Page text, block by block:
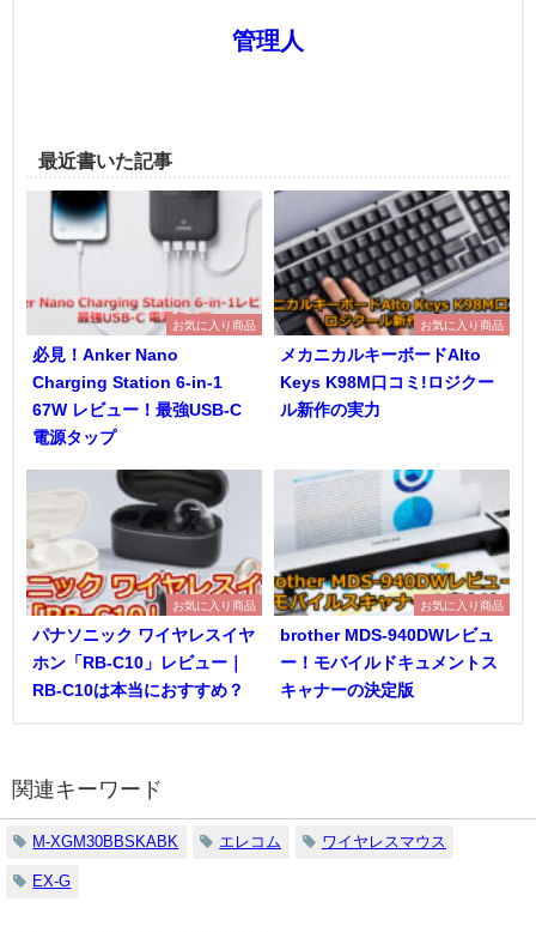
管理人
最近書いた記事
お気に入り商品
必見！Anker Nano
Charging Station 6-in-1
67W レビュー！最強USB-C
電源タップ
お気に入り商品
メカニカルキーボードAlto
Keys K98M口コミ!ロジクー
ル新作の実力
お気に入り商品
パナソニック ワイヤレスイヤ
ホン「RB-C10」レビュー｜
RB-C10は本当におすすめ？
お気に入り商品
brother MDS-940DWレビュ
ー！モバイルドキュメントス
キャナーの決定版
関連キーワード
M-XGM30BBSKABK エレコム ワイヤレスマウス
EX-G